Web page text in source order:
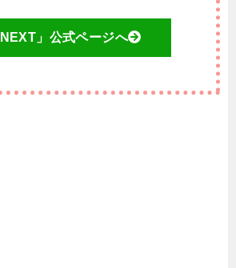
NEXT」公式ページへ